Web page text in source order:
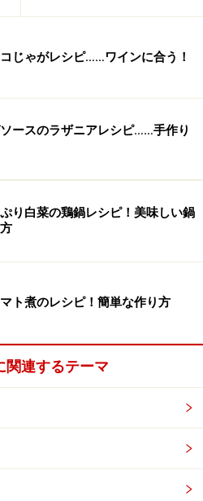
じゃがレシピ……ワインに合う！
ースのラザニアレシピ……手作り
り白菜の鶏鍋レシピ！美味しい鍋
ト煮のレシピ！簡単な作り方
関連するテーマ